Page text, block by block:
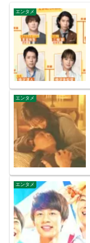
エンタメ
エンタメ
エンタメ